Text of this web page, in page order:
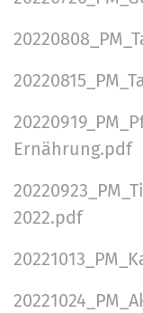
Ernährung.pdf
2022.pdf